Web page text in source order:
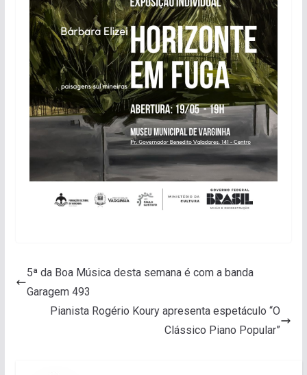
5ª da Boa Música desta semana é com a banda
Garagem 493
Pianista Rogério Koury apresenta espetáculo “O
Clássico Piano Popular”